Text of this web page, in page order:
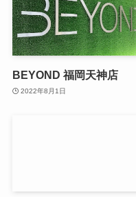
BEYOND 福岡天神店
2022年8月1日